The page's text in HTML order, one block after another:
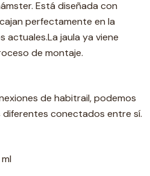
Está diseñada con
perfectamente en la
actuales.La jaula ya viene
de montaje.
de habitrail, podemos
conectados entre sí.